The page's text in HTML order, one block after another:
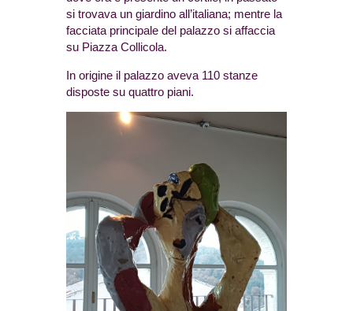
si trovava un giardino all’italiana; mentre la
facciata principale del palazzo si affaccia
su Piazza Collicola.
In origine il palazzo aveva 110 stanze
disposte su quattro piani.